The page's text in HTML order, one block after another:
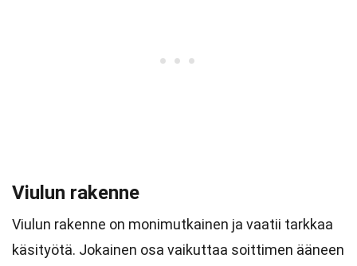
Viulun rakenne
Viulun rakenne on monimutkainen ja vaatii tarkkaa
käsityötä. Jokainen osa vaikuttaa soittimen ääneen